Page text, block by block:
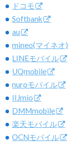
ドコモ
Softbank
au
mineo(マイネオ)
LINEモバイル
UQmobile
nuroモバイル
IIJmio
DMMmobile
楽天モバイル
OCNモバイル